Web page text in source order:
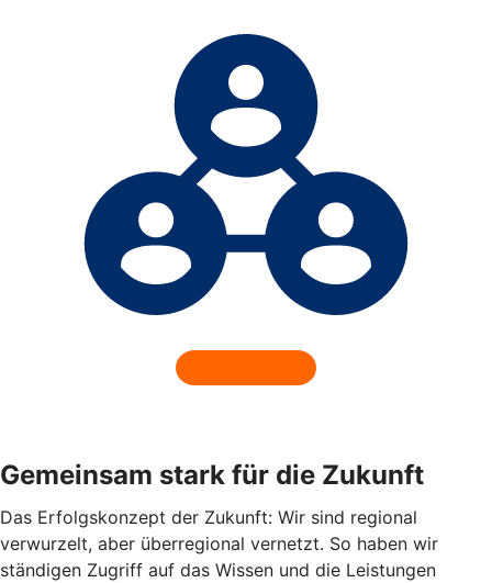
Gemeinsam stark für die Zukunft
Das Erfolgskonzept der Zukunft: Wir sind regional
verwurzelt, aber überregional vernetzt. So haben wir
ständigen Zugriff auf das Wissen und die Leistungen